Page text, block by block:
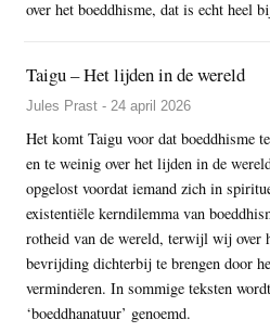
over het boeddhisme, dat is echt heel
Taigu – Het lijden in de wereld
Jules Prast - 24 april 2026
Het komt Taigu voor dat boeddhisme
en te weinig over het lijden in de
opgelost voordat iemand zich in
existentiële kerndilemma van
rotheid van de wereld, terwijl wij over
bevrijding dichterbij te brengen door
verminderen. In sommige teksten
‘boeddhanatuur’ genoemd.